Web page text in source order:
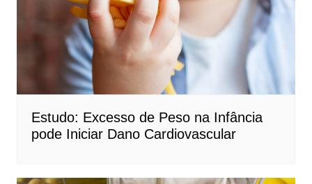
Estudo: Excesso de Peso na Infância
pode Iniciar Dano Cardiovascular